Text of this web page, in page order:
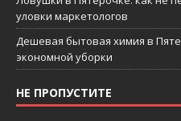
уловки маркетологов
Дешевая бытовая химия в
экономной уборки
НЕ ПРОПУСТИТЕ